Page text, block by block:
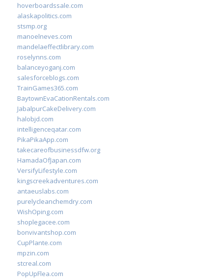
hoverboardssale.com
alaskapolitics.com
stsmp.org
manoelneves.com
mandelaeffectlibrary.com
roselynns.com
balanceyoganj.com
salesforceblogs.com
TrainGames365.com
BaytownEvaCationRentals.com
JabalpurCakeDelivery.com
halobjd.com
intelligenceqatar.com
PikaPikaApp.com
takecareofbusinessdfw.org
HamadaOfJapan.com
VersifyLifestyle.com
kingscreekadventures.com
antaeuslabs.com
purelycleanchemdry.com
WishOping.com
shoplegacee.com
bonvivantshop.com
CupPlante.com
mpzin.com
stcreal.com
PopUpFlea.com